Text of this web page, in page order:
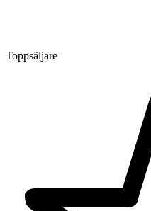
Toppsäljare